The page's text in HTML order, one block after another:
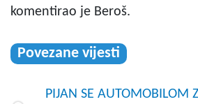
komentirao je Beroš.
Povezane vijesti
PIJAN SE AUTOMOBILOM